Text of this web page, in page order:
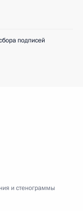
подписей
и стенограммы